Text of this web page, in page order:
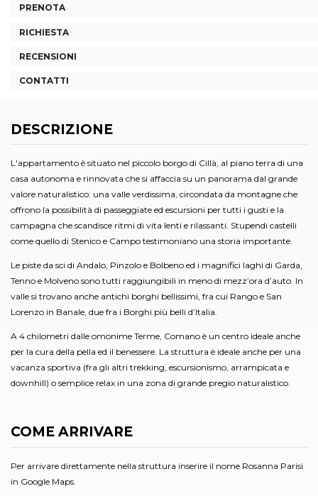
PRENOTA
RICHIESTA
RECENSIONI
CONTATTI
DESCRIZIONE
L'appartamento è situato nel piccolo borgo di Cillà, al piano terra di una
casa autonoma e rinnovata che si affaccia su un panorama dal grande
valore naturalistico: una valle verdissima, circondata da montagne che
offrono la possibilità di passeggiate ed escursioni per tutti i gusti e la
campagna che scandisce ritmi di vita lenti e rilassanti. Stupendi castelli
come quello di Stenico e Campo testimoniano una storia importante.
Le piste da sci di Andalo, Pinzolo e Bolbeno ed i magnifici laghi di Garda,
Tenno e Molveno sono tutti raggiungibili in meno di mezz’ora d’auto. In
valle si trovano anche antichi borghi bellissimi, fra cui Rango e San
Lorenzo in Banale, due fra i Borghi più belli d’Italia.
A 4 chilometri dalle omonime Terme, Comano è un centro ideale anche
per la cura della pella ed il benessere. La struttura è ideale anche per una
vacanza sportiva (fra gli altri trekking, escursionismo, arrampicata e
downhill) o semplice relax in una zona di grande pregio naturalistico.
COME ARRIVARE
Per arrivare direttamente nella struttura inserire il nome Rosanna Parisi
in Google Maps.